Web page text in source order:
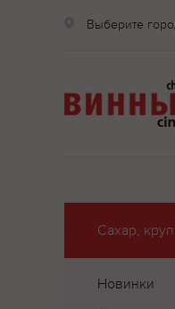
Выберите
Сахар,
Новинки